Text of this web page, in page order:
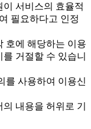
이 서비스의 효율적
필요하다고 인정
호에 해당하는 이용
거절할 수 있습니
를 사용하여 이용신
내용을 허위로 기